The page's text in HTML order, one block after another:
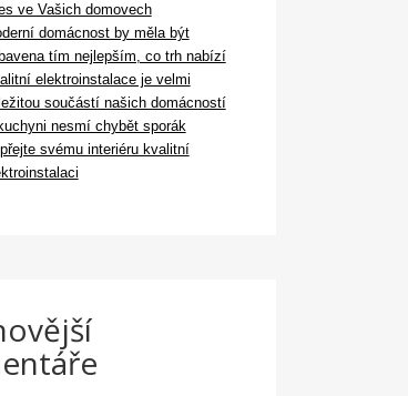
ve Vašich domovech
domácnost by měla být
tím nejlepším, co trh nabízí
elektroinstalace je velmi
součástí našich domácností
nesmí chybět sporák
svému interiéru kvalitní